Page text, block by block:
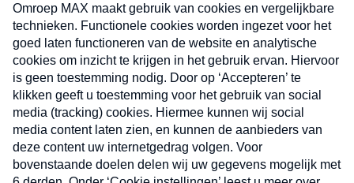
uw mailbox.
Verzend